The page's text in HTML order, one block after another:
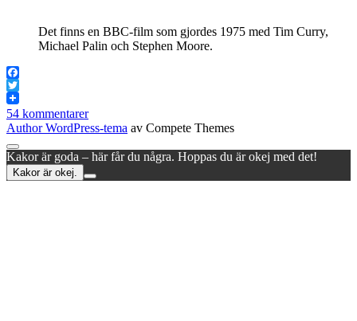
Det finns en BBC-film som gjordes 1975 med Tim Curry,
Michael Palin och Stephen Moore.
Facebook
Twitter
54 kommentarer
Author WordPress-tema av Compete Themes
Rulla
till
toppen
Kakor är goda – här får du några. Hoppas du är okej med det!
Kakor är okej.